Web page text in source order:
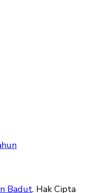
Badut. Hak Cipta